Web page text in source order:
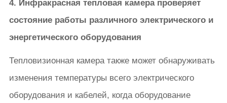
4. Инфракрасная тепловая камера проверяет
состояние работы различного электрического и
энергетического оборудования
Тепловизионная камера также может обнаруживать
изменения температуры всего электрического
оборудования и кабелей, когда оборудование